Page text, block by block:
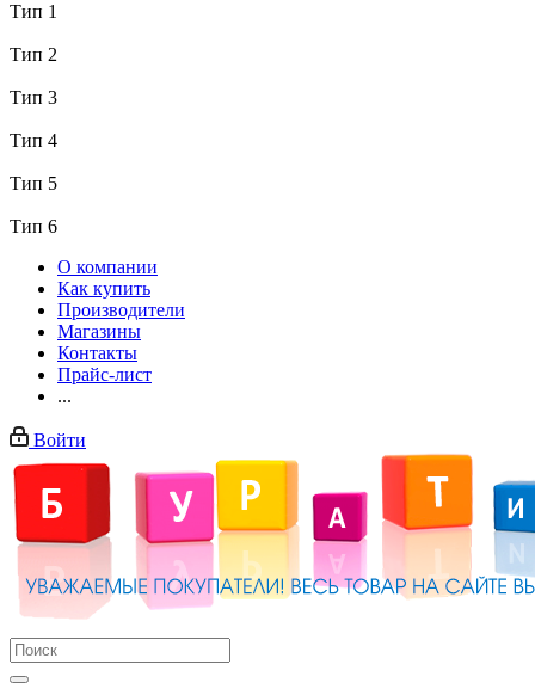
Тип 1
Тип 2
Тип 3
Тип 4
Тип 5
Тип 6
О компании
Как купить
Производители
Магазины
Контакты
Прайс-лист
...
Войти